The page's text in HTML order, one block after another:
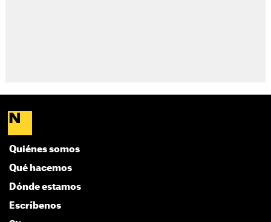
Quiénes somos
Qué hacemos
Dónde estamos
Escríbenos